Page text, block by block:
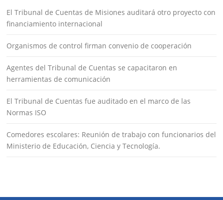
El Tribunal de Cuentas de Misiones auditará otro proyecto con
financiamiento internacional
Organismos de control firman convenio de cooperación
Agentes del Tribunal de Cuentas se capacitaron en
herramientas de comunicación
El Tribunal de Cuentas fue auditado en el marco de las
Normas ISO
Comedores escolares: Reunión de trabajo con funcionarios del
Ministerio de Educación, Ciencia y Tecnología.